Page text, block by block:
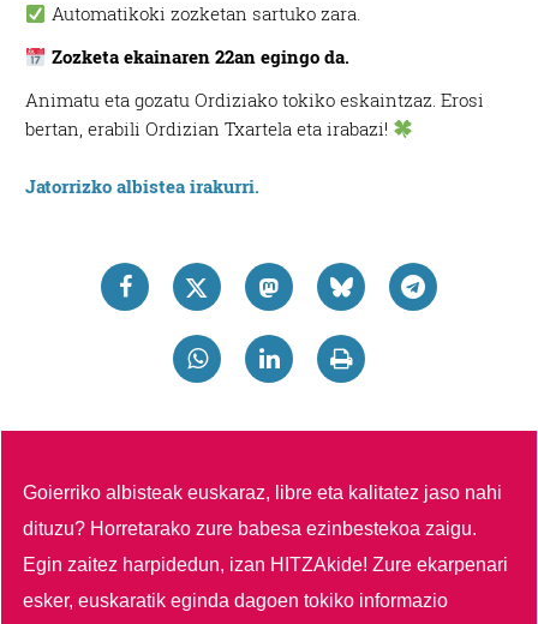
Automatikoki zozketan sartuko zara.
Zozketa ekainaren 22an egingo da.
Animatu eta gozatu Ordiziako tokiko eskaintzaz. Erosi
bertan, erabili Ordizian Txartela eta irabazi!
Jatorrizko albistea irakurri.
Goierriko albisteak euskaraz, libre eta kalitatez jaso nahi
dituzu? Horretarako zure babesa ezinbestekoa zaigu.
Egin zaitez harpidedun, izan HITZAkide!Zure ekarpenari
esker, euskaratik eginda dagoen tokiko informazio